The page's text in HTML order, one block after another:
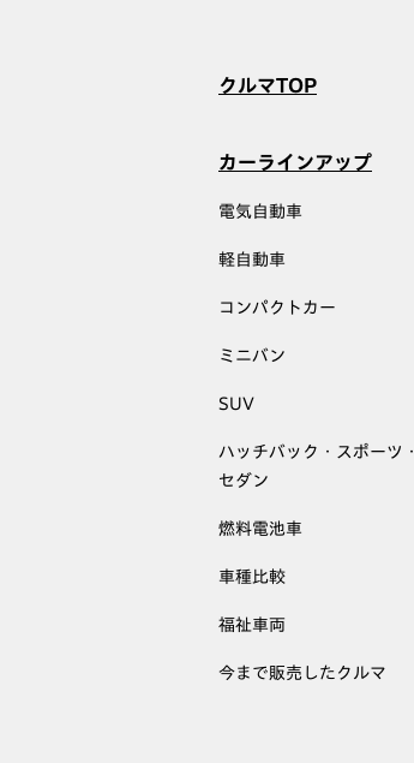
クルマTOP
カーラインアップ
電気自動車
軽自動車
コンパクトカー
ミニバン
SUV
ハッチバック・スポーツ・
セダン
燃料電池車
車種比較
福祉車両
今まで販売したクルマ